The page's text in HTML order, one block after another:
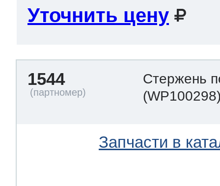
Уточнить цену
1544
Стержень
Запчасти в